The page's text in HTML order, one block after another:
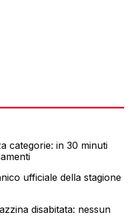
categorie: in 30 minuti
ufficiale della stagione
disabitata: nessun